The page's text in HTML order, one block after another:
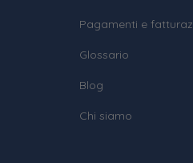
Pagamenti e
Glossario
Blog
Chi siamo